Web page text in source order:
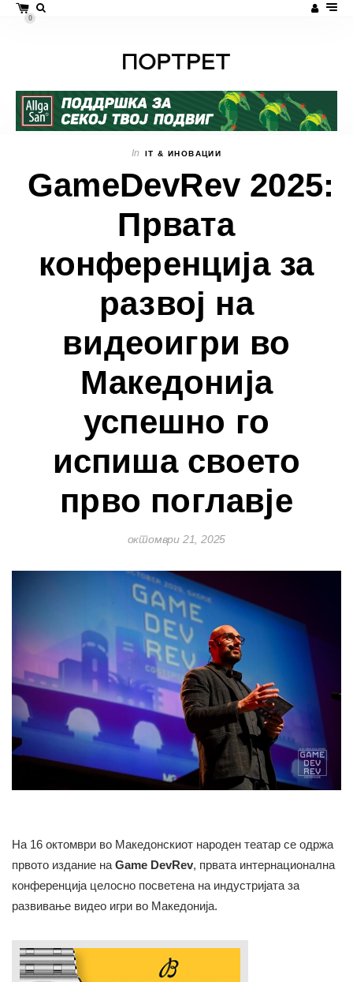
0
In IT & ИНОВАЦИИ
GameDevRev 2025:
Првата
конференција за
развој на
видеоигри во
Македонија
успешно го
испиша своето
прво поглавје
октомври 21, 2025
На 16 октомври во Македонскиот народен театар се одржа
првото издание на Game DevRev, првата интернационална
конференција целосно посветена на индустријата за
развивање видео игри во Македонија.